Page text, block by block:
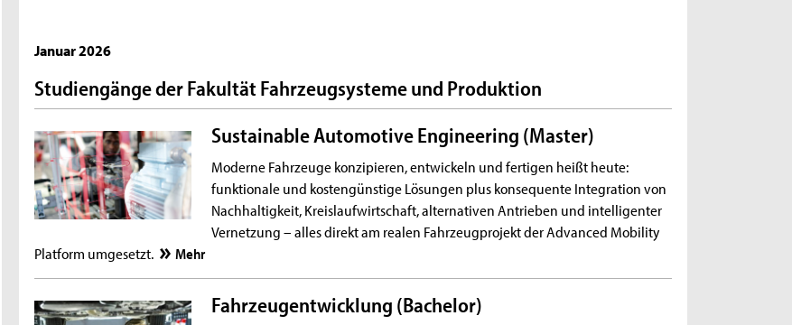
Januar 2026
Studiengänge der Fakultät Fahrzeugsysteme und Produktion
Sustainable Automotive Engineering (Master)
Moderne Fahrzeuge konzipieren, entwickeln und fertigen heißt heute:
funktionale und kostengünstige Lösungen plus konsequente Integration von
Nachhaltigkeit, Kreislaufwirtschaft, alternativen Antrieben und intelligenter
Vernetzung – alles direkt am realen Fahrzeugprojekt der Advanced Mobility
Platform umgesetzt.
Mehr
Fahrzeugentwicklung (Bachelor)